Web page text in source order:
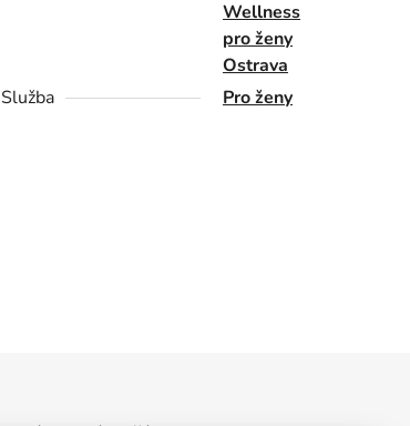
Wellness
pro ženy
Ostrava
Služba
Pro ženy